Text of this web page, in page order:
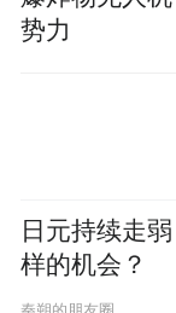
势力
日元持续走
样的机会？